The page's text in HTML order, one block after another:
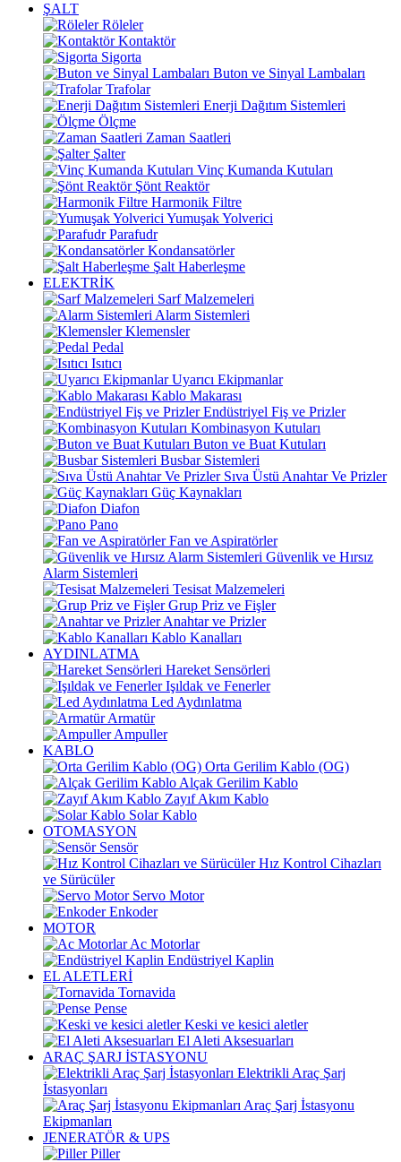
ŞALT
Röleler
Kontaktör
Sigorta
Buton ve Sinyal Lambaları
Trafolar
Enerji Dağıtım Sistemleri
Ölçme
Zaman Saatleri
Şalter
Vinç Kumanda Kutuları
Şönt Reaktör
Harmonik Filtre
Yumuşak Yolverici
Parafudr
Kondansatörler
Şalt Haberleşme
ELEKTRİK
Sarf Malzemeleri
Alarm Sistemleri
Klemensler
Pedal
Isıtıcı
Uyarıcı Ekipmanlar
Kablo Makarası
Endüstriyel Fiş ve Prizler
Kombinasyon Kutuları
Buton ve Buat Kutuları
Busbar Sistemleri
Sıva Üstü Anahtar Ve Prizler
Güç Kaynakları
Diafon
Pano
Fan ve Aspiratörler
Güvenlik ve Hırsız
Alarm Sistemleri
Tesisat Malzemeleri
Grup Priz ve Fişler
Anahtar ve Prizler
Kablo Kanalları
AYDINLATMA
Hareket Sensörleri
Işıldak ve Fenerler
Led Aydınlatma
Armatür
Ampuller
KABLO
Orta Gerilim Kablo (OG)
Alçak Gerilim Kablo
Zayıf Akım Kablo
Solar Kablo
OTOMASYON
Sensör
Hız Kontrol Cihazları
ve Sürücüler
Servo Motor
Enkoder
MOTOR
Ac Motorlar
Endüstriyel Kaplin
EL ALETLERİ
Tornavida
Pense
Keski ve kesici aletler
El Aleti Aksesuarları
ARAÇ ŞARJ İSTASYONU
Elektrikli Araç Şarj
İstasyonları
Araç Şarj İstasyonu
Ekipmanları
JENERATÖR & UPS
Piller